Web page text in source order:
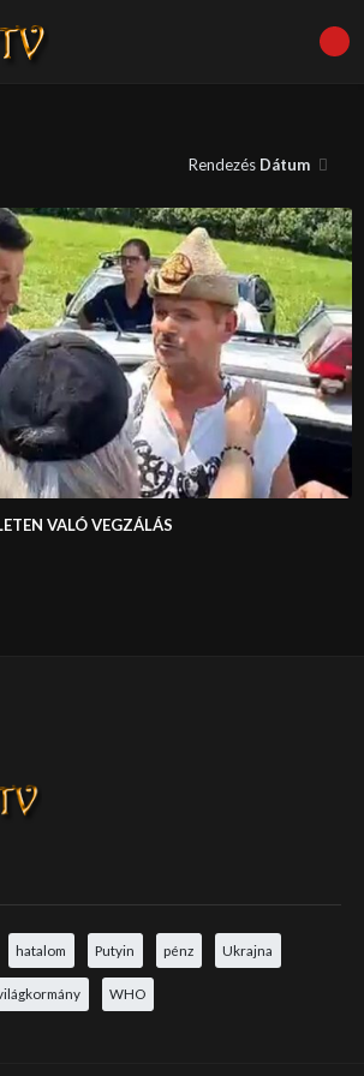
Rendezés Dátum
VALÓ VEGZÁLÁS
hatalom Putyin pénz Ukrajna
WHO